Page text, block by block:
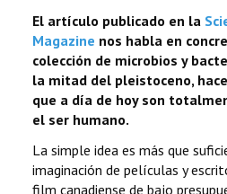
El artículo publicado en la
Magazine nos habla en
colección de microbios y
la mitad del pleistoceno,
que a día de hoy son
el ser humano.
La simple idea es más que
imaginación de películas y
film canadiense de bajo